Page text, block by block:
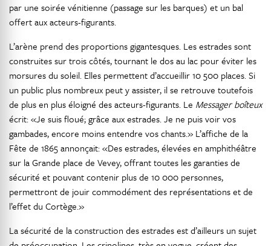
par une soirée vénitienne (passage sur les barques) et un bal
offert aux acteurs-figurants.
L’arène prend des proportions gigantesques. Les estrades sont
construites sur trois côtés, tournant le dos au lac pour éviter les
morsures du soleil. Elles permettent d’accueillir 10 500 places. Si
un public plus nombreux peut y assister, il se retrouve toutefois
de plus en plus éloigné des acteurs-figurants. Le Messager boîteux
écrit: «Je suis floué; grâce aux estrades. Je ne puis voir vos
gambades, encore moins entendre vos chants.» L’affiche de la
Fête de 1865 annonçait: «Des estrades, élevées en amphithéâtre
sur la Grande place de Vevey, offrant toutes les garanties de
sécurité et pouvant contenir plus de 10 000 personnes,
permettront de jouir commodément des représentations et de
l’effet du Cortège.»
La sécurité de la construction des estrades est d’ailleurs un sujet